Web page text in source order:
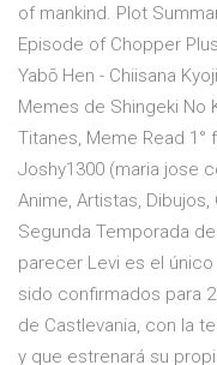
of mankind. Plot
Episode of Chopper
Yabō Hen - Chiisana
Memes de Shingeki No
Titanes, Meme Read
Joshy1300 (maria jose
Anime, Artistas, Dibujos,
Segunda Temporada
parecer Levi es el
sido confirmados para
de Castlevania, con la
y que estrenará su